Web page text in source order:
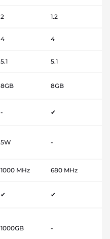
2 1.2
4 4
5.1 5.1
8GB 8GB
- ✔
5W -
1000 MHz 680 MHz
✔ ✔
1000GB -